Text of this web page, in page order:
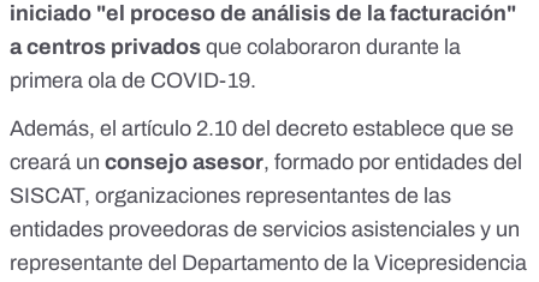
iniciado "el proceso de análisis de la facturación"
a centros privados que colaboraron durante la
primera ola de COVID-19.
Además, el artículo 2.10 del decreto establece que se
creará un consejo asesor, formado por entidades del
SISCAT, organizaciones representantes de las
entidades proveedoras de servicios asistenciales y un
representante del Departamento de la Vicepresidencia